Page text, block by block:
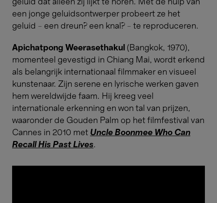
geluid dat alleen zij lijkt te horen. Met de hulp van
een jonge geluidsontwerper probeert ze het
geluid – een dreun? een knal? – te reproduceren.
Apichatpong Weerasethakul (Bangkok, 1970),
momenteel gevestigd in Chiang Mai, wordt erkend
als belangrijk internationaal filmmaker en visueel
kunstenaar. Zijn serene en lyrische werken gaven
hem wereldwijde faam. Hij kreeg veel
internationale erkenning en won tal van prijzen,
waaronder de Gouden Palm op het filmfestival van
Cannes in 2010 met Uncle Boonmee Who Can
Recall His Past Lives.